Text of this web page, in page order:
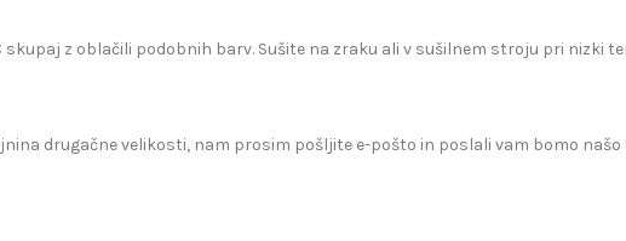
z oblačili podobnih barv. Sušite na zraku ali v sušilnem stroju pri nizki
drugačne velikosti, nam prosim pošljite e-pošto in poslali vam bomo